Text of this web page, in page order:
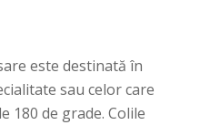
este destinată în
sau celor care
180 de grade. Colile